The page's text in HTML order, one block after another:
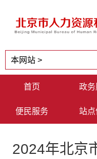
首页 政
便民服务 站
2024年北京